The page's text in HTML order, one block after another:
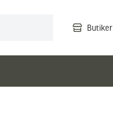
Butiker